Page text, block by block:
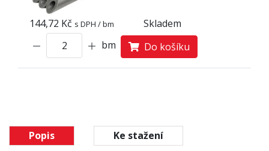
144,72 Kč s DPH / bm
Skladem
bm
Do košíku
Popis Ke stažení